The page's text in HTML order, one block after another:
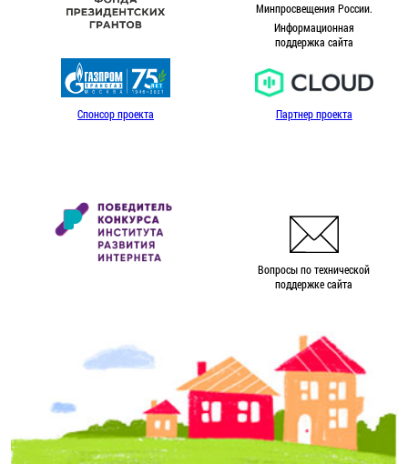
Минпросвещения России.
Информационная
поддержка сайта
Спонсор проекта Партнер проекта
Вопросы по технической
поддержке сайта